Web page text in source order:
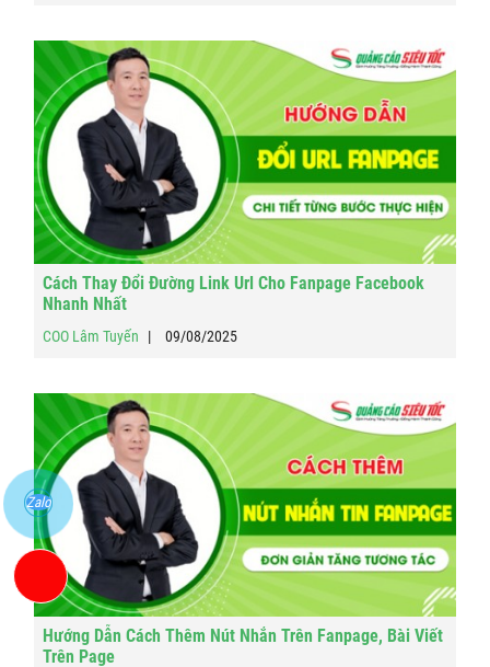
Cách Thay Đổi Đường Link Url Cho Fanpage Facebook
Nhanh Nhất
COO Lâm Tuyến 09/08/2025
Hướng Dẫn Cách Thêm Nút Nhắn Trên Fanpage, Bài Viết
Trên Page
Zalo